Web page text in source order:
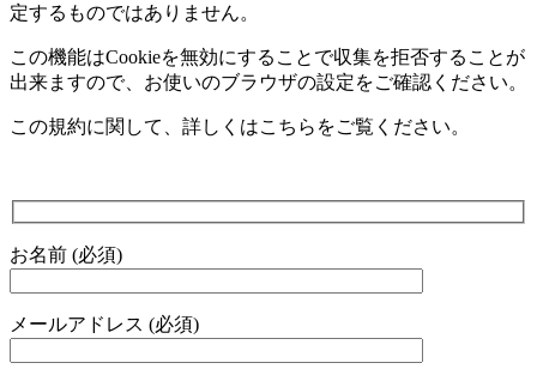
定するものではありません。
この機能はCookieを無効にすることで収集を拒否することが
出来ますので、お使いのブラウザの設定をご確認ください。
この規約に関して、詳しくはこちらをご覧ください。
お名前 (必須)
メールアドレス (必須)